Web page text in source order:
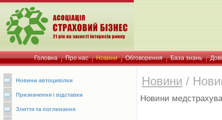
Головна Про нас Новини Обговорення База знань
Новини автоцивілки
Призначення і відставки
Злиття та поглинання
Новини /
Новини